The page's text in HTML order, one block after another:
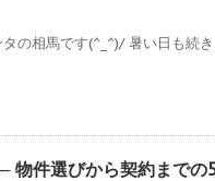
の相馬です(^_^)/ 暑い日も続
物件選びから契約までの